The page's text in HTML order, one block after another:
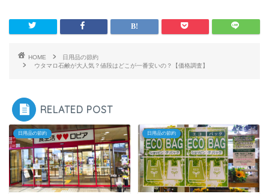
HOME
日用品の節約
ウタマロ石鹸が大人気？値段はどこが一番安いの？【価格調査】
RELATED POST
日用品の節約 日用品の節約